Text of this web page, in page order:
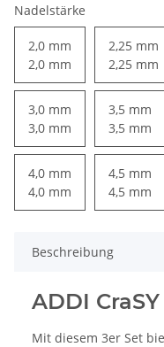
Nadelstärke
2,0 mm
2,0 mm
2,25 mm
2,25 mm
3,0 mm
3,0 mm
3,5 mm
3,5 mm
4,0 mm
4,0 mm
4,5 mm
4,5 mm
Beschreibung
ADDI
Mit diesem 3er Set